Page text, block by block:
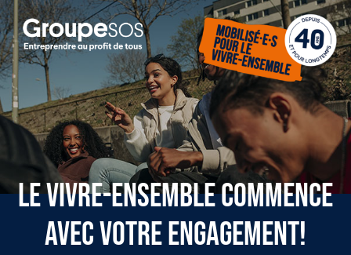
LE VIVRE-ENSEMBLE COMMENCE
AVEC VOTRE ENGAGEMENT!